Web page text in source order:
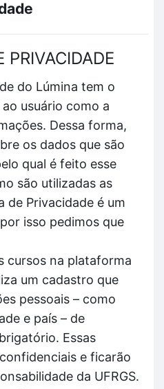
PRIVACIDADE
do Lúmina tem o
usuário como a
Dessa forma,
os dados que são
qual é feito esse
são utilizadas as
de Privacidade é um
isso pedimos que
cursos na plataforma
um cadastro que
pessoais – como
e país – de
Essas
e ficarão
da UFRGS.